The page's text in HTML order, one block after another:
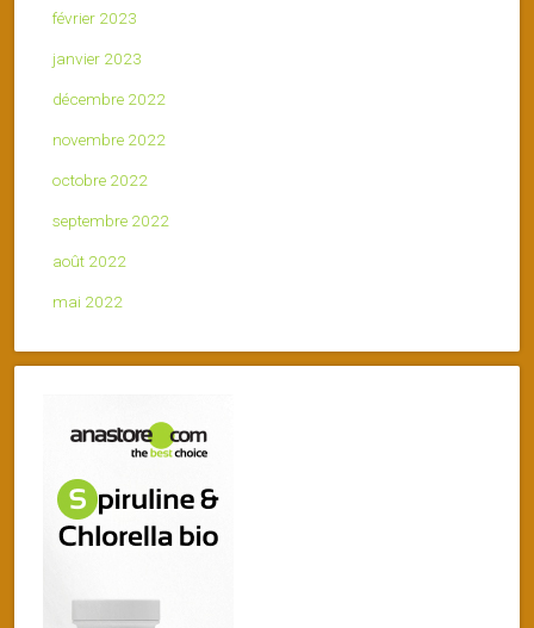
février 2023
janvier 2023
décembre 2022
novembre 2022
octobre 2022
septembre 2022
août 2022
mai 2022